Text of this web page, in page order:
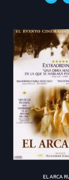
EL ARCA